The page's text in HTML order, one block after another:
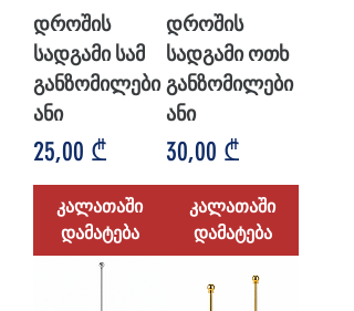
დროშის
სადგამი სამ
განზომილები
ანი
Price
25,00 ₾
კალათაში
დამატება
დროშის
სადგამი ოთხ
განზომილები
ანი
Price
30,00 ₾
კალათაში
დამატება